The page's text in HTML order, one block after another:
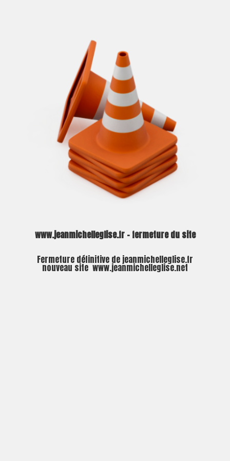
www.jeanmichelleglise.fr – fermeture du site
Fermeture définitive de jeanmichelleglise.fr
nouveau site www.jeanmichelleglise.net